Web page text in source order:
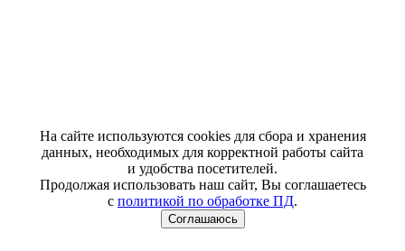
На сайте используются cookies для сбора и хранения
данных, необходимых для корректной работы сайта
и удобства посетителей.
Продолжая использовать наш сайт, Вы соглашаетесь
с политикой по обработке ПД.
Соглашаюсь